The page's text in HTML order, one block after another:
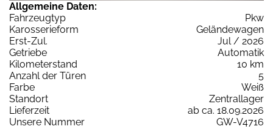
Allgemeine Daten:
Fahrzeugtyp
Pkw
Karosserieform
Geländewagen
Erst-Zul.
Jul / 2026
Getriebe
Automatik
Kilometerstand
10 km
Anzahl der Türen
5
Farbe
Weiß
Standort
Zentrallager
Lieferzeit
ab ca. 18.09.2026
Unsere Nummer
GW-V4716